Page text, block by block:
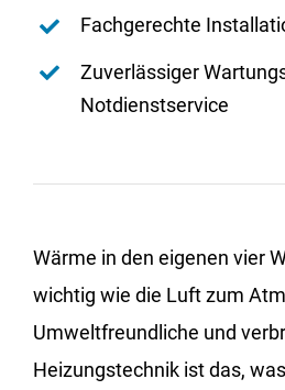
Fachgerechte
Zuverlässiger
Notdienstservice
Wärme in den eigenen vier
wichtig wie die Luft zum
Umweltfreundliche und
Heizungstechnik ist das,